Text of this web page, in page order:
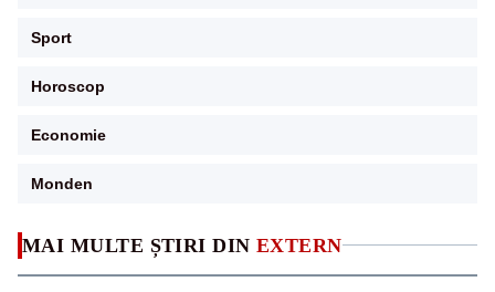
MAI MULTE ȘTIRI DIN EXTERN
Sport
Horoscop
Economie
Monden